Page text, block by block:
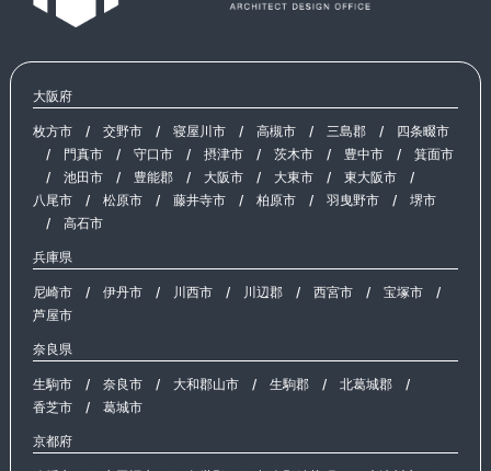
大阪府
枚方市/ 交野市/ 寝屋川市/ 高槻市/ 三島郡/ 四条畷市
/ 門真市/ 守口市/ 摂津市/ 茨木市/ 豊中市/ 箕面市
/ 池田市/ 豊能郡/ 大阪市/ 大東市/ 東大阪市/
八尾市/ 松原市/ 藤井寺市/ 柏原市/ 羽曳野市/ 堺市
/ 高石市
兵庫県
尼崎市/ 伊丹市/ 川西市/ 川辺郡/ 西宮市/ 宝塚市/
芦屋市
奈良県
生駒市/ 奈良市/ 大和郡山市/ 生駒郡/ 北葛城郡/
香芝市/ 葛城市
京都府